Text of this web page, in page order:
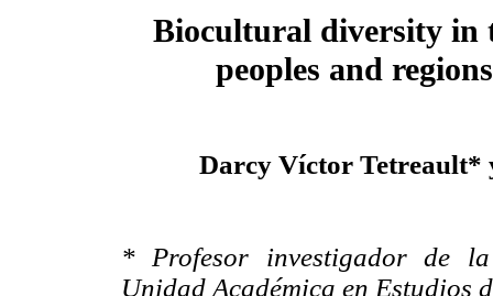
Biocultural diversity in
peoples and
Darcy Víctor Tetreault*
* Profesor investigador de la
Unidad Académica en Estudios